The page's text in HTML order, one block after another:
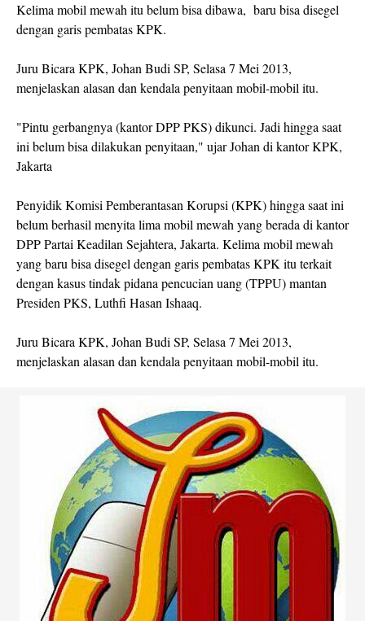
Kelima mobil mewah itu belum bisa dibawa, baru bisa disegel
dengan garis pembatas KPK.
Juru Bicara KPK, Johan Budi SP, Selasa 7 Mei 2013,
menjelaskan alasan dan kendala penyitaan mobil-mobil itu.
"Pintu gerbangnya (kantor DPP PKS) dikunci. Jadi hingga saat
ini belum bisa dilakukan penyitaan," ujar Johan di kantor KPK,
Jakarta
Penyidik Komisi Pemberantasan Korupsi (KPK) hingga saat ini
belum berhasil menyita lima mobil mewah yang berada di kantor
DPP Partai Keadilan Sejahtera, Jakarta. Kelima mobil mewah
yang baru bisa disegel dengan garis pembatas KPK itu terkait
dengan kasus tindak pidana pencucian uang (TPPU) mantan
Presiden PKS, Luthfi Hasan Ishaaq.
Juru Bicara KPK, Johan Budi SP, Selasa 7 Mei 2013,
menjelaskan alasan dan kendala penyitaan mobil-mobil itu.